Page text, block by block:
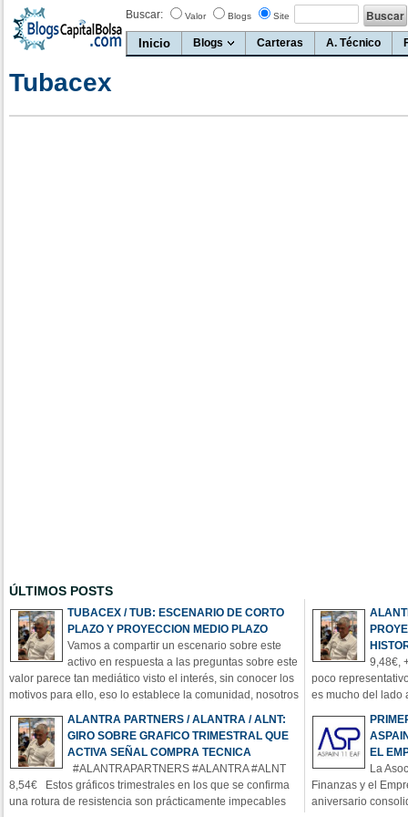
Buscar: Valor Blogs Site
Inicio Blogs Carteras A. Técnico
Tubacex
ÚLTIMOS POSTS
TUBACEX / TUB: ESCENARIO DE CORTO
PLAZO Y PROYECCION MEDIO PLAZO
Vamos a compartir un escenario sobre este
activo en respuesta a las preguntas sobre este
valor parece tan mediático visto el interés, sin conocer los
motivos para ello, eso lo establece la comunidad, nosotros
manera puntual sobre lo que sí puedo ir comentando en el
Cana
9,48€,
poco
es mucho del lado
semana con la
importantes o
poten
ALANTRA PARTNERS / ALANTRA / ALNT:
GIRO SOBRE GRAFICO TRIMESTRAL QUE
ACTIVA SEÑAL COMPRA TECNICA
#ALANTRAPARTNERS #ALANTRA #ALNT
8,54€ Estos gráficos trimestrales en los que se confirma
una rotura de resistencia son prácticamente impecables
EL
La
Finanzas y el
aniversario